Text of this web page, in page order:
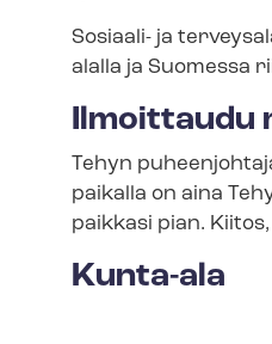
Sosiaali- ja
alalla ja Suomessa
Ilmoittaudu
Tehyn
paikalla on aina
paikkasi pian.
Kunta-ala